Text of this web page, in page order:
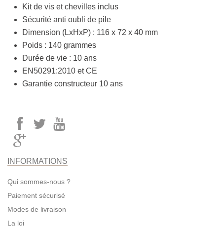
Kit de vis et chevilles inclus
Sécurité anti oubli de pile
Dimension (LxHxP) : 116 x 72 x 40 mm
Poids : 140 grammes
Durée de vie : 10 ans
EN50291:2010 et CE
Garantie constructeur 10 ans
INFORMATIONS
Qui sommes-nous ?
Paiement sécurisé
Modes de livraison
La loi